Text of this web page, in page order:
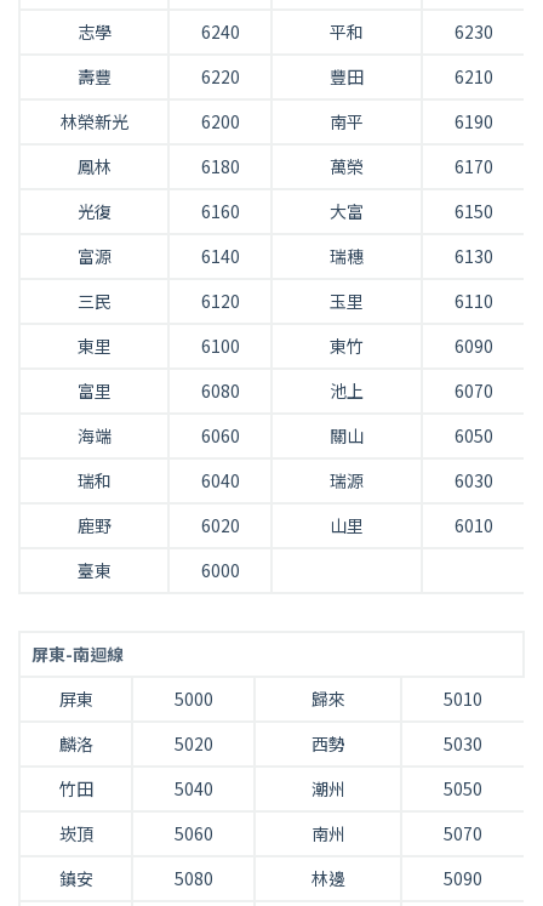
志學
6240 平和
6230
壽豐
6220 豐田
6210
林榮新光
6200 南平
6190
鳳林
6180 萬榮
6170
光復
6160 大富
6150
富源
6140 瑞穗
6130
三民
6120 玉里
6110
東里
6100 東竹
6090
富里
6080 池上
6070
海端
6060 關山
6050
瑞和
6040 瑞源
6030
鹿野
6020 山里
6010
臺東
6000
屏東-南迴線
屏東
5000 歸來
5010
麟洛
5020 西勢
5030
竹田
5040 潮州
5050
崁頂
5060 南州
5070
鎮安
5080 林邊
5090